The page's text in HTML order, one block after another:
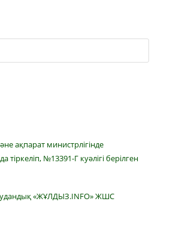
ақпарат министрлігінде
тіркеліп, №13391-Г куәлігі берілген
«ЖҰЛДЫЗ.INFO» ЖШС